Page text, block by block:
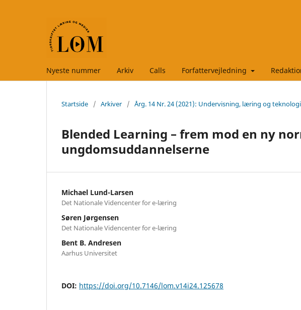
Nyeste nummer Arkiv Calls Forfattervejledning
Startside / Arkiver / Årg. 14 Nr. 24 (2021): Undervisning, læring og
Blended Learning – frem mod en ny
ungdomsuddannelserne
Michael Lund-Larsen
Det Nationale Videncenter for e-læring
Søren Jørgensen
Det Nationale Videncenter for e-læring
Bent B. Andresen
Aarhus Universitet
DOI: https://doi.org/10.7146/lom.v14i24.125678